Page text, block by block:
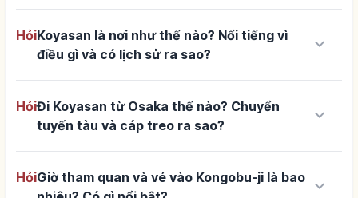
HỏiKoyasan là nơi như thế nào? Nổi tiếng vì
điều gì và có lịch sử ra sao?
keyboard_arrow_down
HỏiĐi Koyasan từ Osaka thế nào? Chuyển
tuyến tàu và cáp treo ra sao?
keyboard_arrow_down
HỏiGiờ tham quan và vé vào Kongobu-ji là bao
keyboard_arrow_down